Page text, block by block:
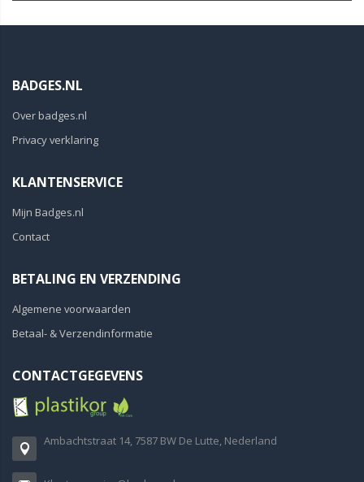
BADGES.NL
Over badges.nl
Privacy verklaring
KLANTENSERVICE
Mijn Badges.nl
Contact
BETALING EN VERZENDING
Algemene voorwaarden
Betaal- & Verzendinformatie
CONTACTGEGEVENS
Ambachtstraat 14, 7587 BW De Lutte, Nederland